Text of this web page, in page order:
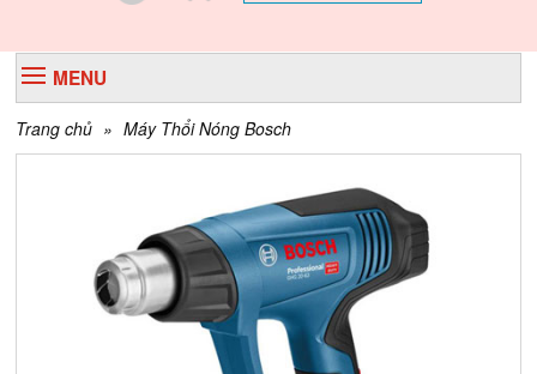
MENU
Trang chủ » Máy Thổi Nóng Bosch